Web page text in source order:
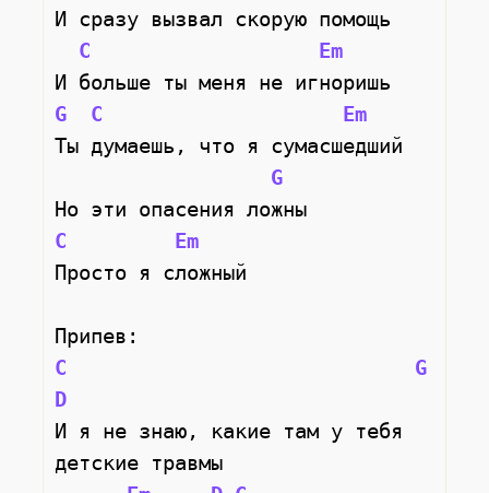
И сразу вызвал скорую помощь
C
Em
И больше ты меня не игноришь
G
C
Em
Ты думаешь, что я сумасшедший
G
Но эти опасения ложны
C
Em
Просто я сложный
Припев:
C
G
D
И я не знаю, какие там у тебя
детские травмы